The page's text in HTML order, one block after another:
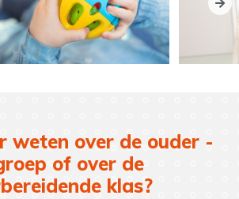
weten over de ouder -
of over de
klas?